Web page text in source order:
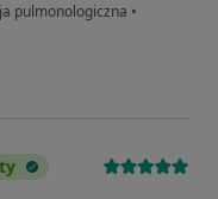
pulmonologiczna •